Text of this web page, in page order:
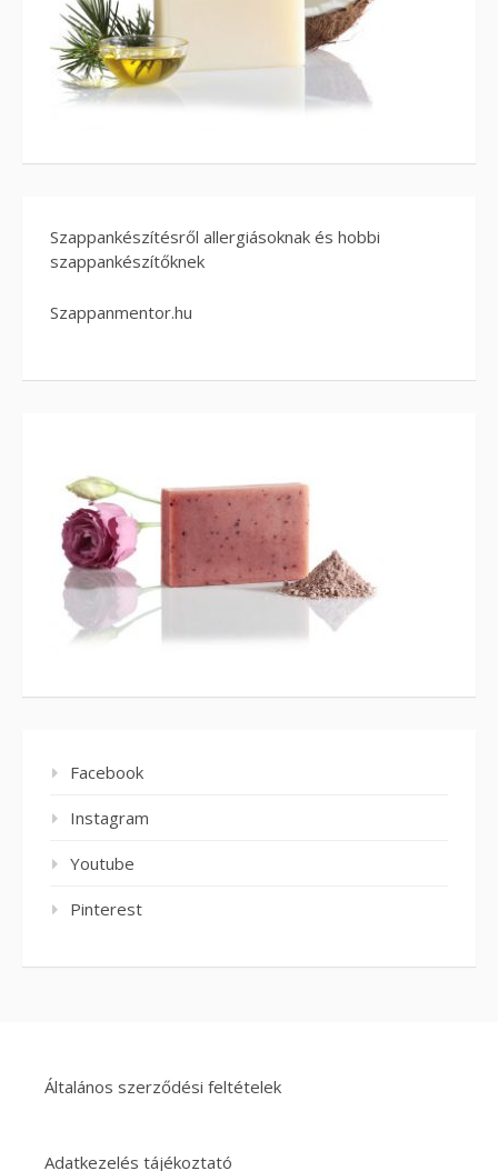
Szappankészítésről allergiásoknak és hobbi
szappankészítőknek
Szappanmentor.hu
Facebook
Instagram
Youtube
Pinterest
Általános szerződési feltételek
Adatkezelés tájékoztató